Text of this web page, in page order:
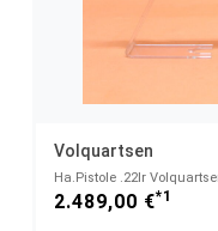
Volquartsen
2.489,00 €*1